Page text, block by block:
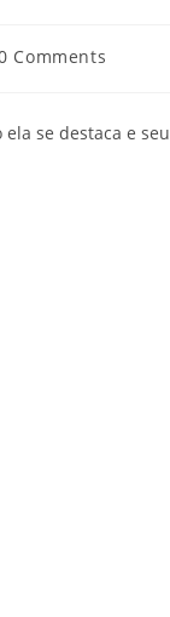
Comments
se destaca e